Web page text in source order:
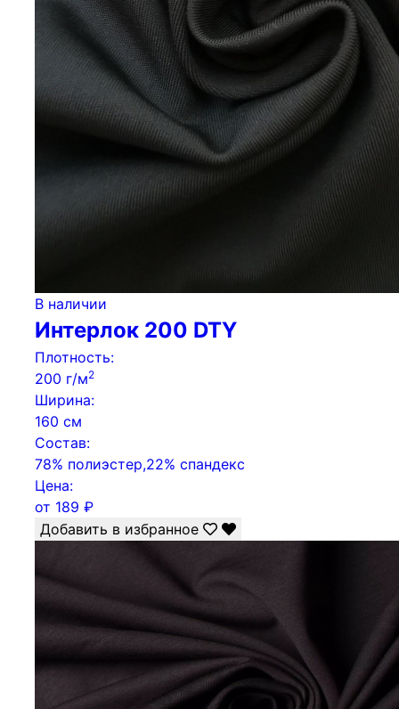
В наличии
Интерлок 200 DTY
Плотность:
200 г/м2
Ширина:
160 см
Состав:
78% полиэстер,22% спандекс
Цена:
от 189 ₽
Добавить в избранное